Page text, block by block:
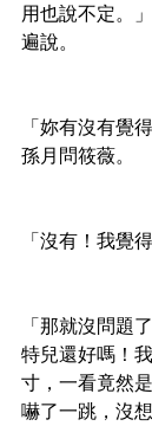
用也說不定。
遍說。
「妳有沒有覺
孫月問筱薇。
「沒有！我覺
「那就沒問題
特兒還好嗎！
寸，一看竟然
嚇了一跳，沒